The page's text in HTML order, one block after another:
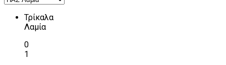
Τρίκαλα
Λαμία
0
1